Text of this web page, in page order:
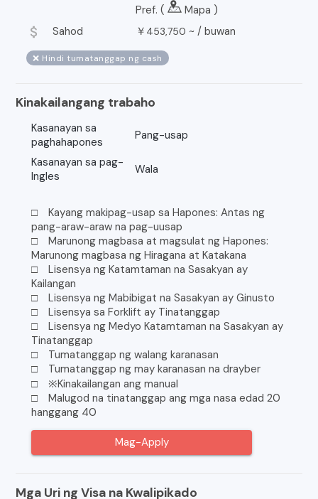
Pref. (
Mapa )
attach_money Sahod ￥ 453,750 ~ / buwan
❌ Hindi tumatanggap ng cash
Kinakailangang trabaho
Kasanayan sa
paghahapones
Pang-usap
Kasanayan sa pag-
Ingles
Wala
□ Kayang makipag-usap sa Hapones: Antas ng
pang-araw-araw na pag-uusap
□ Marunong magbasa at magsulat ng Hapones:
Marunong magbasa ng Hiragana at Katakana
□ Lisensya ng Katamtaman na Sasakyan ay
Kailangan
□ Lisensya ng Mabibigat na Sasakyan ay Ginusto
□ Lisensya sa Forklift ay Tinatanggap
□ Lisensya ng Medyo Katamtaman na Sasakyan ay
Tinatanggap
□ Tumatanggap ng walang karanasan
□ Tumatanggap ng may karanasan na drayber
□ ※Kinakailangan ang manual
□ Malugod na tinatanggap ang mga nasa edad 20
hanggang 40
Mag-Apply
Mga Uri ng Visa na Kwalipikado